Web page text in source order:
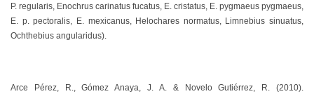
P. regularis, Enochrus carinatus fucatus, E. cristatus, E. pygmaeus pygmaeus,
E. p. pectoralis, E. mexicanus, Helochares normatus, Limnebius sinuatus,
Ochthebius angularidus).
Arce Pérez, R., Gómez Anaya, J. A. & Novelo Gutiérrez, R. (2010).